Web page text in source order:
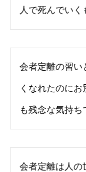
人で死んでいく
会者定離の習い
くなれたのに
も残念な気持ち
会者定離は人の